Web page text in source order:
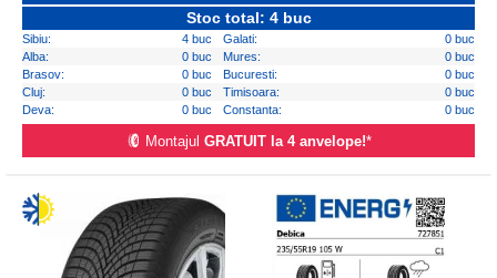
Stoc total: 4 buc
Sibiu: 4 buc Galati:
0 buc
Alba:
0 buc Mures:
0 buc
Brasov:
0 buc Bucuresti:
0 buc
Cluj:
0 buc Timisoara:
0 buc
Deva:
0 buc Constanta: 0 buc
Montajul GRATUIT la 4 anvelope!*